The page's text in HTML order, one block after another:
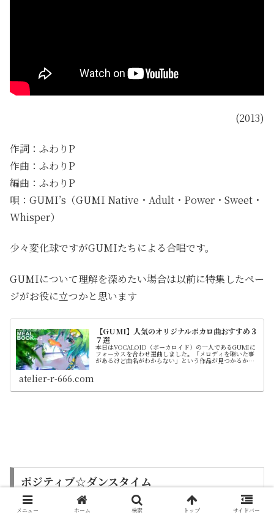
(2013)
作詞：ふわりP
作曲：ふわりP
編曲：ふわりP
唄：GUMI’s（GUMI Native・Adult・Power・Sweet・
Whisper）
少々変化球ですがGUMIたちによる合唱です。
GUMIについて理解を深めたい場合は以前に特集したペー
ジがお役に立つかと思います
【GUMI】人気のオリジナルボカロ曲おすすめ３
７選
本日はVOCALOID（ボーカロイド）の一人であるGUMIに
フォーカスを合わせ選曲しました。「メロディを聴いた事
があるけど曲名がわからない」という作品が見つかるかも
atelier-r-666.com
ポジティブ☆ダンスタイム
メニュー ホーム 検索 トップ サイドバー